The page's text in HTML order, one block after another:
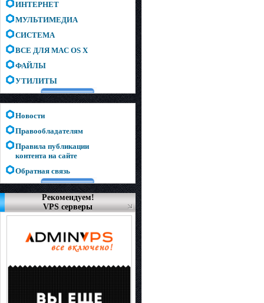
ИНТЕРНЕТ
МУЛЬТИМЕДИА
СИСТЕМА
ВСЕ ДЛЯ MAC OS X
ФАЙЛЫ
УТИЛИТЫ
Новости
Правообладателям
Правила публикации
контента на сайте
Обратная связь
Рекомендуем!
VPS серверы